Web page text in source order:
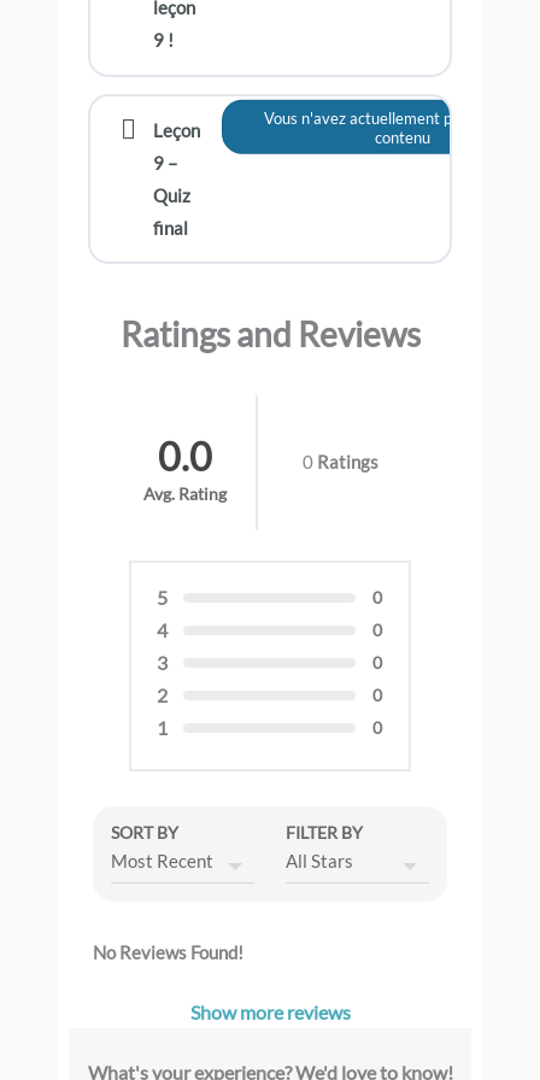
leçon
9 !
Leçon
9 –
Quiz
final
Vous n'avez actuellement pas accès à
contenu
Ratings and Reviews
0.0
Avg. Rating
0 Ratings
5 0
4 0
3 0
2 0
1 0
SORT BY FILTER BY
No Reviews Found!
Show more reviews
What's your experience? We'd love to know!